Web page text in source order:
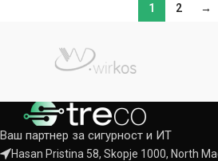
1 2 →
Ваш партнер за сигурност и ИТ
Hasan Pristina 58, Skopje 1000, North